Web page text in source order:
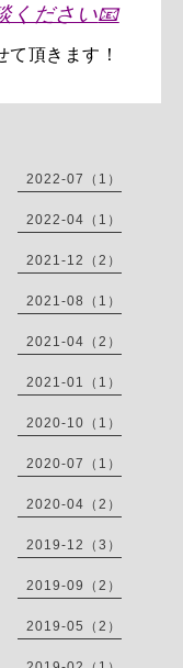
ください📧
て頂きます！
2022-07（1）
2022-04（1）
2021-12（2）
2021-08（1）
2021-04（2）
2021-01（1）
2020-10（1）
2020-07（1）
2020-04（2）
2019-12（3）
2019-09（2）
2019-05（2）